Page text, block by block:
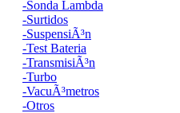
-Sonda Lambda
-Surtidos
-SuspensiÃ³n
-Test Bateria
-TransmisiÃ³n
-Turbo
-VacuÃ³metros
-Otros